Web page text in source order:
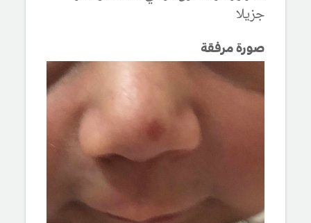
جزيلا
صورة مرفقة